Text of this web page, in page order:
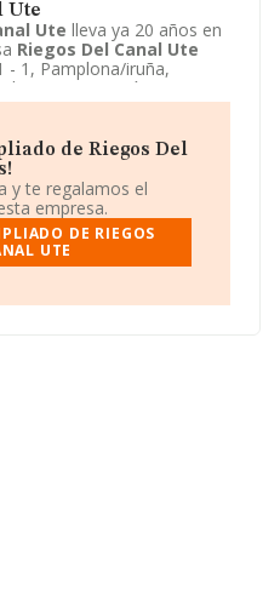
Ute
Ute lleva ya 20 años en
Riegos Del Canal Ute
- 1, Pamplona/iruña,
esta compañía es 9499 -
n.c.o.p.. La empreaRiegos
de Riegos Del
y te regalamos el
empresa.
DE RIEGOS
UTE